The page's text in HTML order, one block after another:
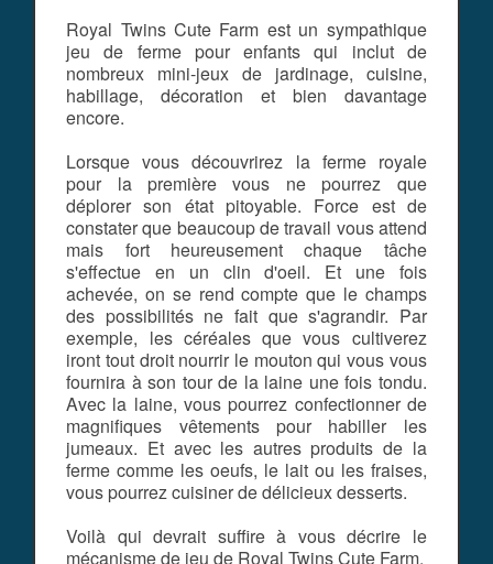
Royal Twins Cute Farm est un sympathique
jeu de ferme pour enfants qui inclut de
nombreux mini-jeux de jardinage, cuisine,
habillage, décoration et bien davantage
encore.
Lorsque vous découvrirez la ferme royale
pour la première vous ne pourrez que
déplorer son état pitoyable. Force est de
constater que beaucoup de travail vous attend
mais fort heureusement chaque tâche
s'effectue en un clin d'oeil. Et une fois
achevée, on se rend compte que le champs
des possibilités ne fait que s'agrandir. Par
exemple, les céréales que vous cultiverez
iront tout droit nourrir le mouton qui vous vous
fournira à son tour de la laine une fois tondu.
Avec la laine, vous pourrez confectionner de
magnifiques vêtements pour habiller les
jumeaux. Et avec les autres produits de la
ferme comme les oeufs, le lait ou les fraises,
vous pourrez cuisiner de délicieux desserts.
Voilà qui devrait suffire à vous décrire le
mécanisme de jeu de Royal Twins Cute Farm.